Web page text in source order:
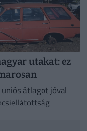
utakat: ez
átlagot jóval